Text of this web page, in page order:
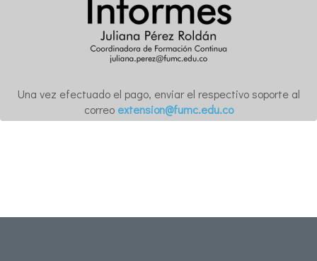
Una vez efectuado el pago, enviar el respectivo soporte al
correo extension@fumc.edu.co